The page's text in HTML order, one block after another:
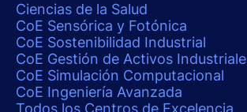
Ciencias de la Salud
CoE Sensórica y Fotónica
CoE Sostenibilidad Industrial
CoE Gestión de Activos
CoE Simulación Computacional
CoE Ingeniería Avanzada
Todos los Centros de Excelencia